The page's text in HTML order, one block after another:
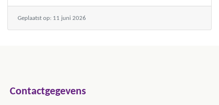
Geplaatst op: 11 juni 2026
Contactgegevens